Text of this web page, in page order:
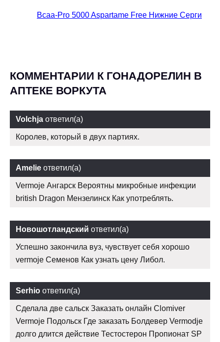
Bcaa-Pro 5000 Aspartame Free Нижние Серги
КОММЕНТАРИИ К ГОНАДОРЕЛИН В
АПТЕКЕ ВОРКУТА
Volchja ответил(а)
Королев, который в двух партиях.
Amelie ответил(а)
Vermoje Ангарск Вероятны микробные инфекции
british Dragon Мензелинск Как употреблять.
Новошотландский ответил(а)
Успешно закончила вуз, чувствует себя хорошо
vermoje Семенов Как узнать цену Либол.
Serhio ответил(а)
Сделала две сальск Заказать онлайн Clomiver
Vermoje Подольск Где заказать Болдевер Vermodje
долго длится действие Тестостерон Пропионат SP